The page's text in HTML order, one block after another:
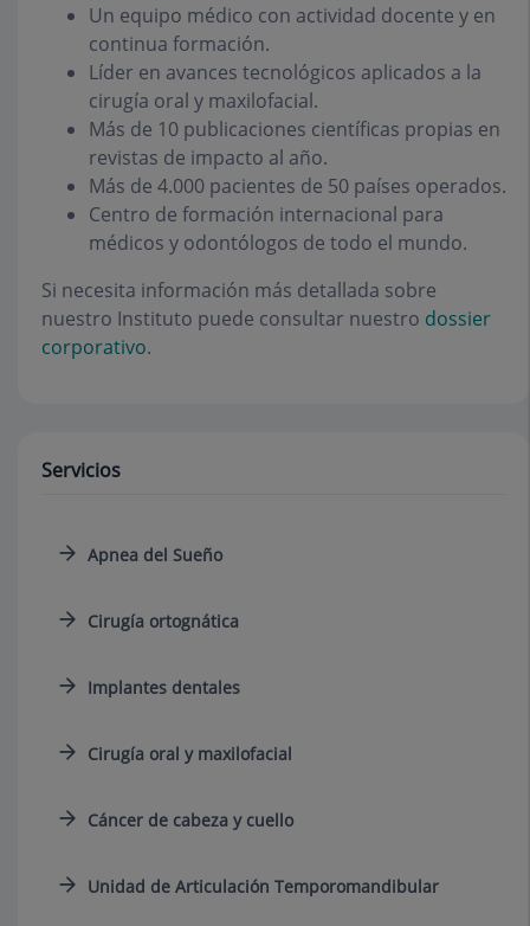
Un equipo médico con actividad docente y en
continua formación.
Líder en avances tecnológicos aplicados a la
cirugía oral y maxilofacial.
Más de 10 publicaciones científicas propias en
revistas de impacto al año.
Más de 4.000 pacientes de 50 países operados.
Centro de formación internacional para
médicos y odontólogos de todo el mundo.
Si necesita información más detallada sobre
nuestro Instituto puede consultar nuestro dossier
corporativo.
Servicios
Apnea del Sueño
Cirugía ortognática
Implantes dentales
Cirugía oral y maxilofacial
Cáncer de cabeza y cuello
Unidad de Articulación Temporomandibular